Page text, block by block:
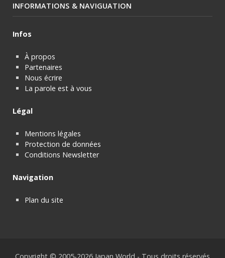
INFORMATIONS & NAVIGUATION
Infos
À propos
Partenaires
Nous écrire
La parole est à vous
Légal
Mentions légales
Protection de données
Conditions Newsletter
Navigation
Plan du site